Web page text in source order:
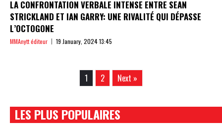
LA CONFRONTATION VERBALE INTENSE ENTRE SEAN
STRICKLAND ET IAN GARRY: UNE RIVALITÉ QUI DÉPASSE
L’OCTOGONE
MMAnytt éditeur 19 January, 2024 13:45
1 2 Next »
LES PLUS POPULAIRES